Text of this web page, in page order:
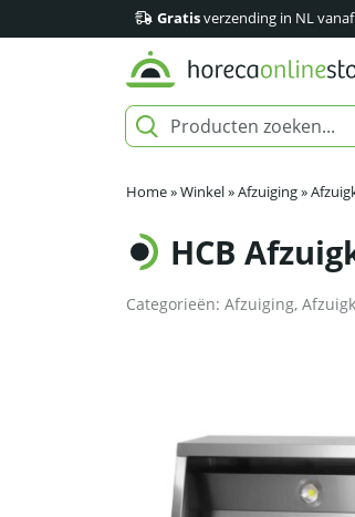
Gratisverzending in NL
Home»Winkel»Afzuiging»
HCB
Categorieën: Afzuiging,